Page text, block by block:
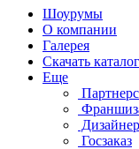
Шоурумы
О компании
Галерея
Скачать каталог
Еще
Госзаказ